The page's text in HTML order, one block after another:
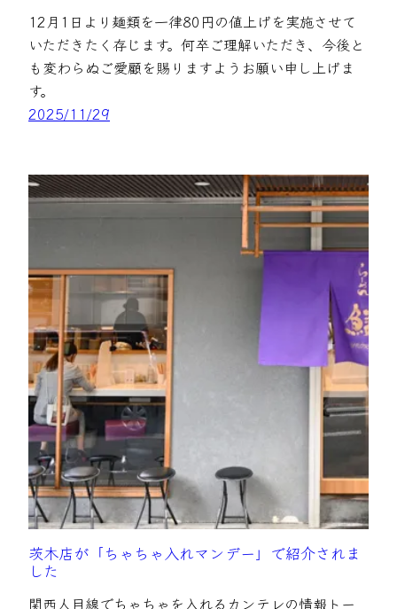
12月1日より麺類を一律80円の値上げを実施させて
いただきたく存じます。何卒ご理解いただき、今後と
も変わらぬご愛顧を賜りますようお願い申し上げま
す。
2025/11/29
茨木店が「ちゃちゃ入れマンデー」で紹介されま
した
関西人目線でちゃちゃを入れるカンテレの情報トー